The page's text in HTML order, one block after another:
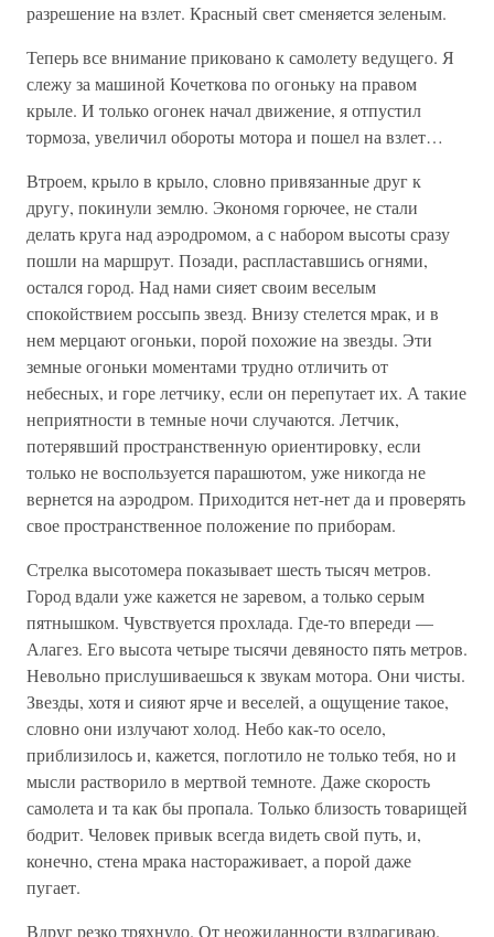
разрешение на взлет. Красный свет сменяется зеленым.
Теперь все внимание приковано к самолету ведущего. Я
слежу за машиной Кочеткова по огоньку на правом
крыле. И только огонек начал движение, я отпустил
тормоза, увеличил обороты мотора и пошел на взлет…
Втроем, крыло в крыло, словно привязанные друг к
другу, покинули землю. Экономя горючее, не стали
делать круга над аэродромом, а с набором высоты сразу
пошли на маршрут. Позади, распластавшись огнями,
остался город. Над нами сияет своим веселым
спокойствием россыпь звезд. Внизу стелется мрак, и в
нем мерцают огоньки, порой похожие на звезды. Эти
земные огоньки моментами трудно отличить от
небесных, и горе летчику, если он перепутает их. А такие
неприятности в темные ночи случаются. Летчик,
потерявший пространственную ориентировку, если
только не воспользуется парашютом, уже никогда не
вернется на аэродром. Приходится нет-нет да и проверять
свое пространственное положение по приборам.
Стрелка высотомера показывает шесть тысяч метров.
Город вдали уже кажется не заревом, а только серым
пятнышком. Чувствуется прохлада. Где-то впереди —
Алагез. Его высота четыре тысячи девяносто пять метров.
Невольно прислушиваешься к звукам мотора. Они чисты.
Звезды, хотя и сияют ярче и веселей, а ощущение такое,
словно они излучают холод. Небо как-то осело,
приблизилось и, кажется, поглотило не только тебя, но и
мысли растворило в мертвой темноте. Даже скорость
самолета и та как бы пропала. Только близость товарищей
бодрит. Человек привык всегда видеть свой путь, и,
конечно, стена мрака настораживает, а порой даже
пугает.
Вдруг резко тряхнуло. От неожиданности вздрагиваю.